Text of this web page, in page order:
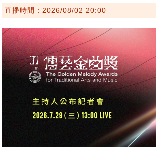
直播時間：2026/08/02 20:00